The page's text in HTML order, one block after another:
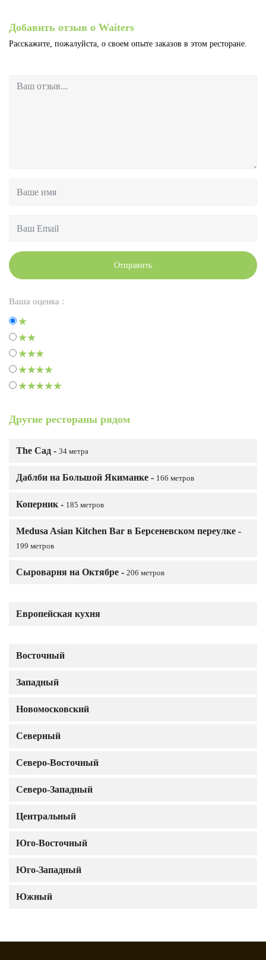
Европейская кухня
Восточный
Западный
Новомосковский
Северный
Северо-Восточный
Северо-Западный
Центральный
Юго-Восточный
Юго-Западный
Южный
Добавить отзыв о Waiters
Расскажите, пожалуйста, о своем опыте заказов в этом ресторане.
Отправить
Ваша оценка :
Другие рестораны рядом
The Сад - 34 метра
Даблби на Большой Якиманке - 166 метров
Коперник - 185 метров
Medusa Asian Kitchen Bar в Берсеневском переулке -
199 метров
Сыроварня на Октябре - 206 метров